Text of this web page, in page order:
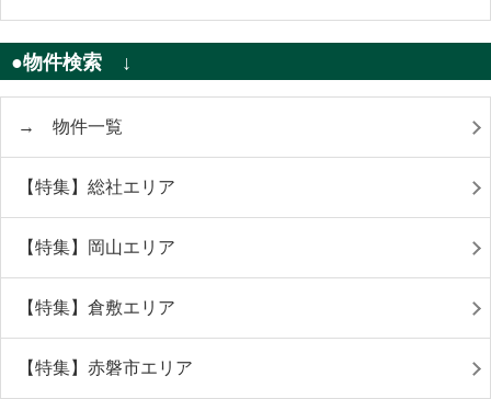
●物件検索 ↓
→ 物件一覧
【特集】総社エリア
【特集】岡山エリア
【特集】倉敷エリア
【特集】赤磐市エリア